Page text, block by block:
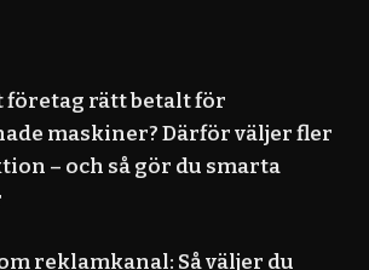
företag rätt betalt för
maskiner? Därför väljer fler
– och så gör du smarta
reklamkanal: Så väljer du